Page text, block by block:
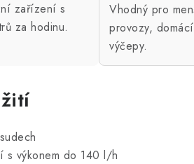
zařízení s
za hodinu.
Vhodný pro
provozy,
výčepy.
s výkonem do 140 l/h